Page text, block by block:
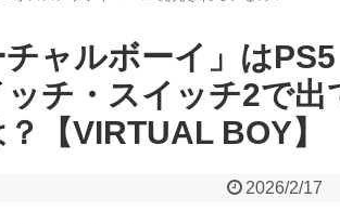
チャルボーイ」は
ッチ・スイッチ2で出
【VIRTUAL BOY】
2026/2/17